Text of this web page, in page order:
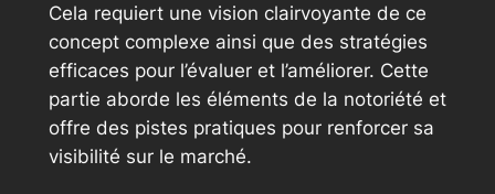
Cela requiert une vision clairvoyante de ce
concept complexe ainsi que des stratégies
efficaces pour l’évaluer et l’améliorer. Cette
partie aborde les éléments de la notoriété et
offre des pistes pratiques pour renforcer sa
visibilité sur le marché.